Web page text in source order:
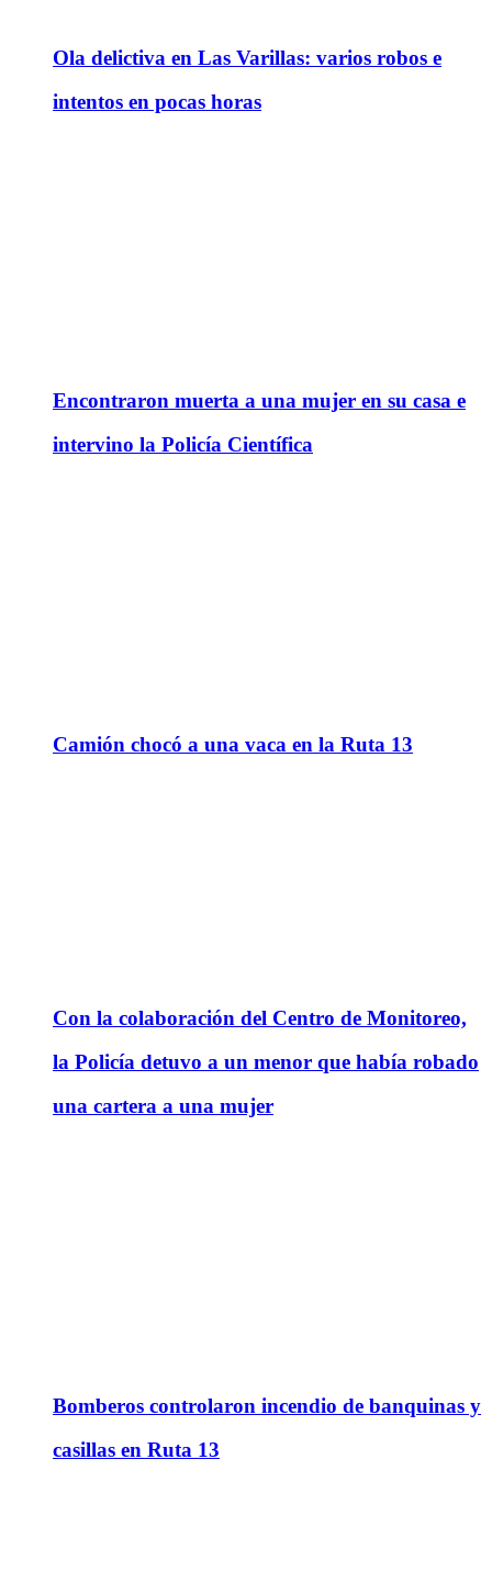
Ola delictiva en Las Varillas: varios robos e
intentos en pocas horas
Encontraron muerta a una mujer en su casa e
intervino la Policía Científica
Camión chocó a una vaca en la Ruta 13
Con la colaboración del Centro de Monitoreo,
la Policía detuvo a un menor que había robado
una cartera a una mujer
Bomberos controlaron incendio de banquinas y
casillas en Ruta 13